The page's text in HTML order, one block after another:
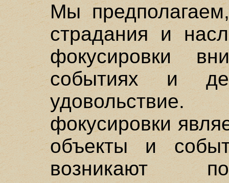
Мы
страдания и
фокусировки
событиях и
фокусировки
объекты и
возникают